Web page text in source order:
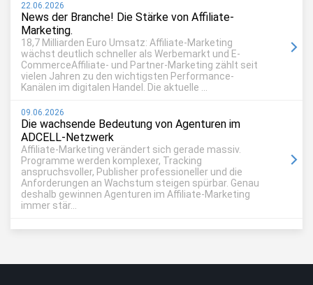
22.06.2026
News der Branche! Die Stärke von Affiliate-
Marketing.
18,7 Milliarden Euro Umsatz: Affiliate-Marketing
wächst deutlich schneller als Werbemarkt und E-
CommerceAffiliate- und Partner-Marketing zählt seit
vielen Jahren zu den wichtigsten Performance-
Kanälen im digitalen Handel. Die aktuelle ...
09.06.2026
Die wachsende Bedeutung von Agenturen im
ADCELL-Netzwerk
Affiliate-Marketing verändert sich gerade massiv.
Programme werden komplexer, Tracking
anspruchsvoller, Publisher professioneller und die
Anforderungen an Wachstum steigen spürbar. Genau
deshalb gewinnen Agenturen im Affiliate-Marketing
immer stär...